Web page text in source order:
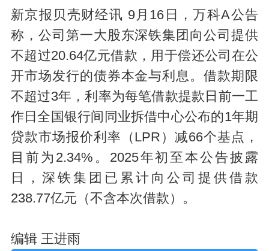
新京报贝壳财经讯 9月16日，万科A公告
称，公司第一大股东深铁集团向公司提供
不超过20.64亿元借款，用于偿还公司在公
开市场发行的债券本金与利息。借款期限
不超过3年，利率为每笔借款提款日前一工
作日全国银行间同业拆借中心公布的1年期
贷款市场报价利率（LPR）减66个基点，
目前为2.34%。2025年初至本公告披露
日，深铁集团已累计向公司提供借款
238.77亿元（不含本次借款）。
编辑 王进雨